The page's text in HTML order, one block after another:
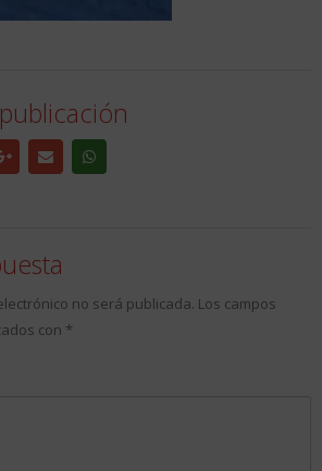
no será publicada. Los campos
con *